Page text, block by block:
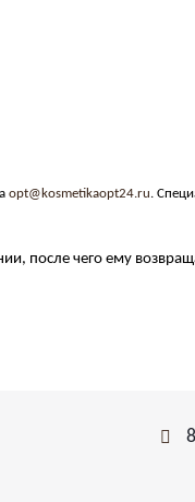
opt@kosmetikaopt24.ru.
после чего ему